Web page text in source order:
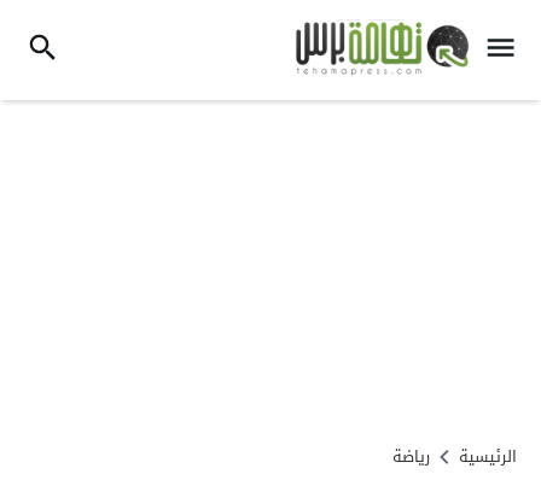
الرئيسية رياضة